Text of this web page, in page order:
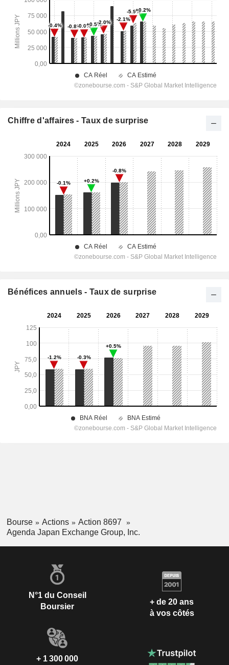
Chiffre d'affaires - Taux de surprise
Bénéfices annuels - Taux de surprise
Bourse Actions
Action 8697
Agenda Japan Exchange Group, Inc.
N°1 du Conseil
Boursier
+ de 20 ans
à vos côtés
+ 1 300 000